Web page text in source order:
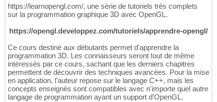
https://learnopengl.com/, une série de tutoriels très complets
sur la programmation graphique 3D avec OpenGL.
https://opengl.developpez.com/tutoriels/apprendre-opengl/
Ce cours destiné aux débutants permet d'apprendre la
programmation 3D. Les connaisseurs seront tout de même
intéressés par ce cours, sachant que les derniers chapitres
permettent de découvrir des techniques avancées. Pour la mise
en application, l'auteur repose sur le langage C++, mais les
concepts enseignés sont compatibles avec n'importe quel autre
langage de programmation ayant un support d'OpenGL.